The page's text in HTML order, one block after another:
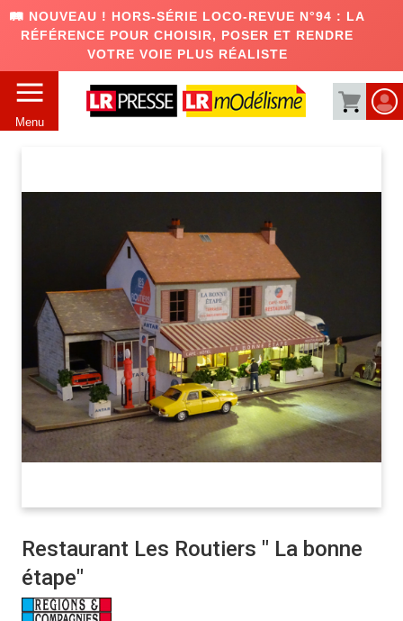
🛤️ NOUVEAU ! HORS-SÉRIE LOCO-REVUE N°94 : LA
RÉFÉRENCE POUR CHOISIR, POSER ET RENDRE
VOTRE VOIE PLUS RÉALISTE
Menu
Restaurant Les Routiers " La bonne
étape"